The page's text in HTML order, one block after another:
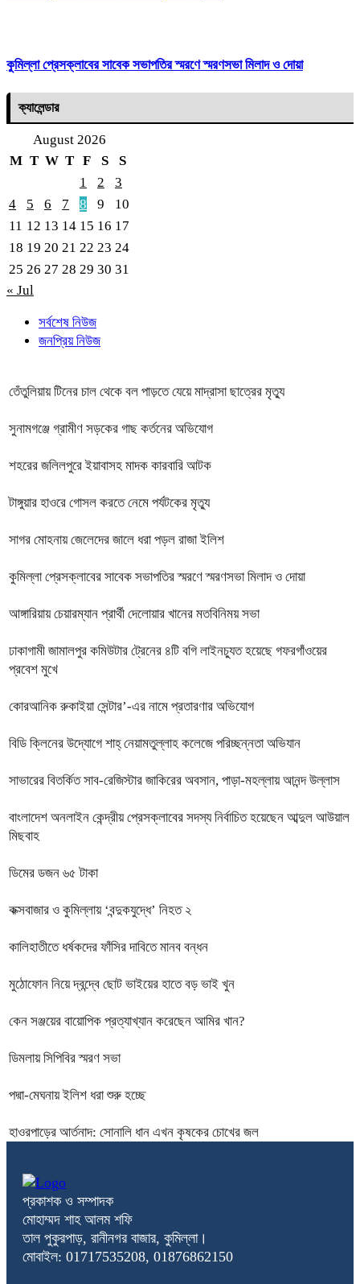
কুমিল্লা প্রেসক্লাবের সাবেক সভাপতির স্মরণে স্মরণসভা মিলাদ ও দোয়া
ক্যালেন্ডার
August 2026
M T W T F S
S
1
2
3
4
5 6 7 8 9
10
11 12 13 14 15 16 17
18 19 20 21 22 23 24
25 26 27 28 29 30 31
« Jul
সর্বশেষ নিউজ
জনপ্রিয় নিউজ
তেঁতুলিয়ায় টিনের চাল থেকে বল পাড়তে যেয়ে মাদ্রাসা ছাত্রের মৃত্যু
সুনামগঞ্জে গ্রামীণ সড়কের গাছ কর্তনের অভিযোগ
শহরের জলিলপুরে ইয়াবাসহ মাদক কারবারি আটক
টাঙ্গুয়ার হাওরে গোসল করতে নেমে পর্যটকের মৃত্যু
সাগর মোহনায় জেলেদের জালে ধরা পড়ল রাজা ইলিশ
কুমিল্লা প্রেসক্লাবের সাবেক সভাপতির স্মরণে স্মরণসভা মিলাদ ও দোয়া
আঙ্গারিয়ায় চেয়ারম্যান প্রার্থী দেলোয়ার খানের মতবিনিময় সভা
ঢাকাগামী জামালপুর কমিউটার ট্রেনের ৪টি বগি লাইনচ্যুত হয়েছে গফরগাঁওয়ের
প্রবেশ মুখে
কোরআনিক রুকাইয়া সেন্টার’-এর নামে প্রতারণার অভিযোগ
বিডি ক্লিনের উদ্যোগে শাহ্ নেয়ামতুল্লাহ কলেজে পরিচ্ছন্নতা অভিযান
সাভারের বিতর্কিত সাব-রেজিস্টার জাকিরের অবসান, পাড়া-মহল্লায় আনন্দ উল্লাস
বাংলাদেশ অনলাইন কেন্দ্রীয় প্রেসক্লাবের সদস্য নির্বাচিত হয়েছেন আব্দুল আউয়াল
মিছবাহ
ডিমের ডজন ৬৫ টাকা
কক্সবাজার ও কুমিল্লায় ‘বন্দুকযুদ্ধে’ নিহত ২
কালিহাতীতে ধর্ষকদের ফাঁসির দাবিতে মানব বন্ধন
মুঠোফোন নিয়ে দ্বন্দ্বে ছোট ভাইয়ের হাতে বড় ভাই খুন
কেন সঞ্জয়ের বায়োপিক প্রত্যাখ্যান করেছেন আমির খান?
ডিমলায় সিপিবির স্মরণ সভা
পদ্মা-মেঘনায় ইলিশ ধরা শুরু হচ্ছে
হাওরপাড়ের আর্তনাদ: সোনালি ধান এখন কৃষকের চোখের জল
প্রকাশক ও সম্পাদক
মোহাম্মদ শাহ আলম শফি
তাল পুকুরপাড়, রানীনগর বাজার, কুমিল্লা।
মোবাইল: 01717535208, 01876862150